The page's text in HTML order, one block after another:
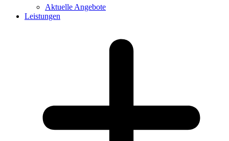
Aktuelle Angebote
Leistungen